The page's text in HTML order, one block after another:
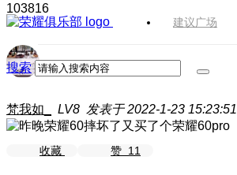
建议广场
搜索
103816
梵我如_ LV8 发表于 2022-1-23 15:23:51
收藏 赞 11